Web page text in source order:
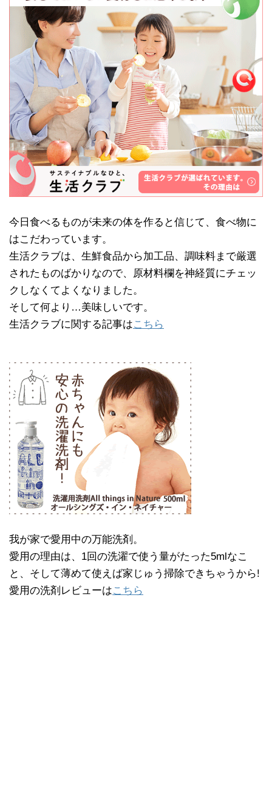
今日食べるものが未来の体を作ると信じて、食べ物に
はこだわっています。
生活クラブは、生鮮食品から加工品、調味料まで厳選
されたものばかりなので、原材料欄を神経質にチェッ
クしなくてよくなりました。
そして何より…美味しいです。
生活クラブに関する記事はこちら
我が家で愛用中の万能洗剤。
愛用の理由は、1回の洗濯で使う量がたった5mlなこ
と、そして薄めて使えば家じゅう掃除できちゃうから!
愛用の洗剤レビューはこちら